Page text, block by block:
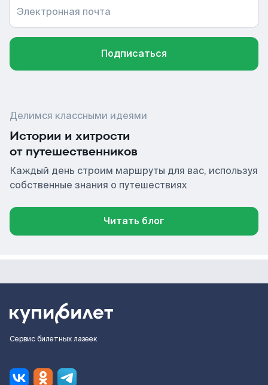
Электронная почта
Подписаться
Делимся классными идеями
Истории и хитрости
от путешественников
Каждый день строим маршруты для вас, используя
собственные знания о путешествиях
Читать блог
Сервис билетных лазеек